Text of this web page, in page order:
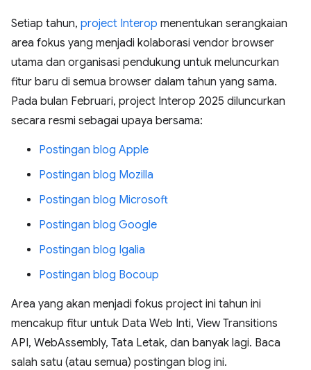
Setiap tahun, project Interop menentukan serangkaian
area fokus yang menjadi kolaborasi vendor browser
utama dan organisasi pendukung untuk meluncurkan
fitur baru di semua browser dalam tahun yang sama.
Pada bulan Februari, project Interop 2025 diluncurkan
secara resmi sebagai upaya bersama:
Postingan blog Apple
Postingan blog Mozilla
Postingan blog Microsoft
Postingan blog Google
Postingan blog Igalia
Postingan blog Bocoup
Area yang akan menjadi fokus project ini tahun ini
mencakup fitur untuk Data Web Inti, View Transitions
API, WebAssembly, Tata Letak, dan banyak lagi. Baca
salah satu (atau semua) postingan blog ini.